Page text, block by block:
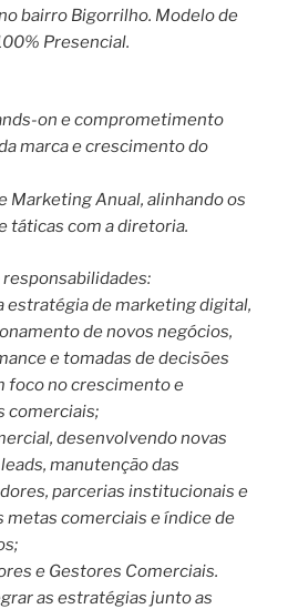
bairro Bigorrilho. Modelo de
Presencial.
on e comprometimento
marca e crescimento do
Marketing Anual, alinhando os
táticas com a diretoria.
estratégia de marketing digital,
de novos negócios,
e tomadas de decisões
foco no crescimento e
comerciais;
desenvolvendo novas
manutenção das
parcerias institucionais e
metas comerciais e índice de
e Gestores Comerciais.
as estratégias junto as